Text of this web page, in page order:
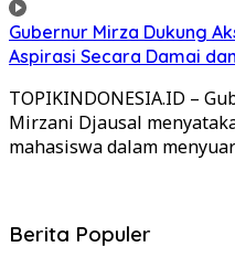
Gubernur Mirza Dukung
Aspirasi Secara Damai
TOPIKINDONESIA.ID –
Mirzani Djausal
mahasiswa dalam
Berita Populer